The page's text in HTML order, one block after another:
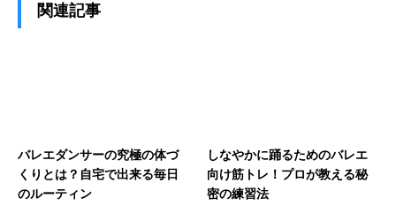
関連記事
バレエダンサーの究極の体づ
くりとは？自宅で出来る毎日
のルーティン
しなやかに踊るためのバレエ
向け筋トレ！プロが教える秘
密の練習法